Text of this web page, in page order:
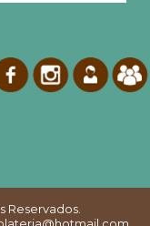
Reservados.